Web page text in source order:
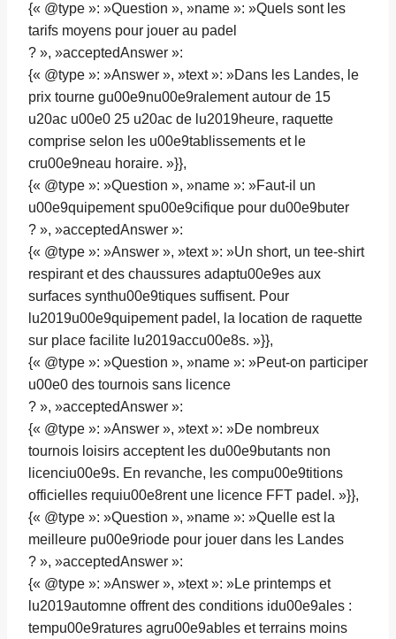
{« @type »: »Question », »name »: »Quels sont les
tarifs moyens pour jouer au padel
? », »acceptedAnswer »:
{« @type »: »Answer », »text »: »Dans les Landes, le
prix tourne gu00e9nu00e9ralement autour de 15
u20ac u00e0 25 u20ac de lu2019heure, raquette
comprise selon les u00e9tablissements et le
cru00e9neau horaire. »}},
{« @type »: »Question », »name »: »Faut-il un
u00e9quipement spu00e9cifique pour du00e9buter
? », »acceptedAnswer »:
{« @type »: »Answer », »text »: »Un short, un tee-shirt
respirant et des chaussures adaptu00e9es aux
surfaces synthu00e9tiques suffisent. Pour
lu2019u00e9quipement padel, la location de raquette
sur place facilite lu2019accu00e8s. »}},
{« @type »: »Question », »name »: »Peut-on participer
u00e0 des tournois sans licence
? », »acceptedAnswer »:
{« @type »: »Answer », »text »: »De nombreux
tournois loisirs acceptent les du00e9butants non
licenciu00e9s. En revanche, les compu00e9titions
officielles requiu00e8rent une licence FFT padel. »}},
{« @type »: »Question », »name »: »Quelle est la
meilleure pu00e9riode pour jouer dans les Landes
? », »acceptedAnswer »:
{« @type »: »Answer », »text »: »Le printemps et
lu2019automne offrent des conditions idu00e9ales :
tempu00e9ratures agru00e9ables et terrains moins